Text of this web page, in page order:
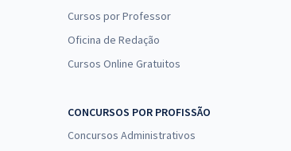
Cursos por Professor
Oficina de Redação
Cursos Online Gratuitos
CONCURSOS POR PROFISSÃO
Concursos Administrativos